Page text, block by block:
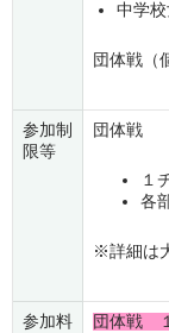
中学
団体戦（
参加制
限等
団体戦
１
各
※詳細は
参加料
団体戦